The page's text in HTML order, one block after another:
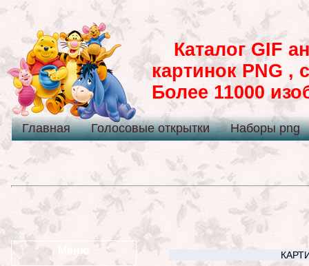
Каталог GIF
картинок PNG ,
Более 11000
Главная Голосовые открытки Наборы png